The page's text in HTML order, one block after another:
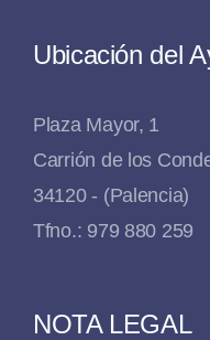
Ubicación del
Plaza Mayor, 1
Carrión de los
34120 - (Palencia)
Tfno.: 979 880 259
NOTA LEGAL